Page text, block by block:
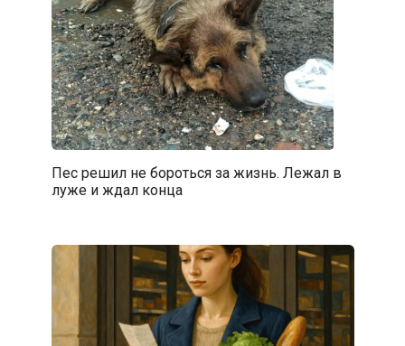
Пес решил не бороться за жизнь. Лежал в
луже и ждал конца